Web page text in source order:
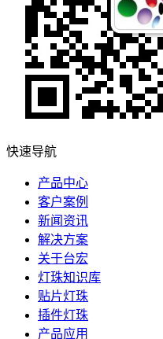
快速导航
产品中心
客户案例
新闻资讯
解决方案
关于台宏
灯珠知识库
贴片灯珠
插件灯珠
产品应用